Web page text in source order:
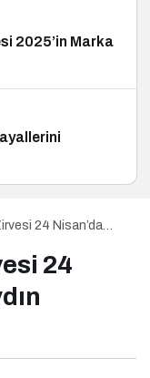
2025’in Marka
24 Nisan’da
24